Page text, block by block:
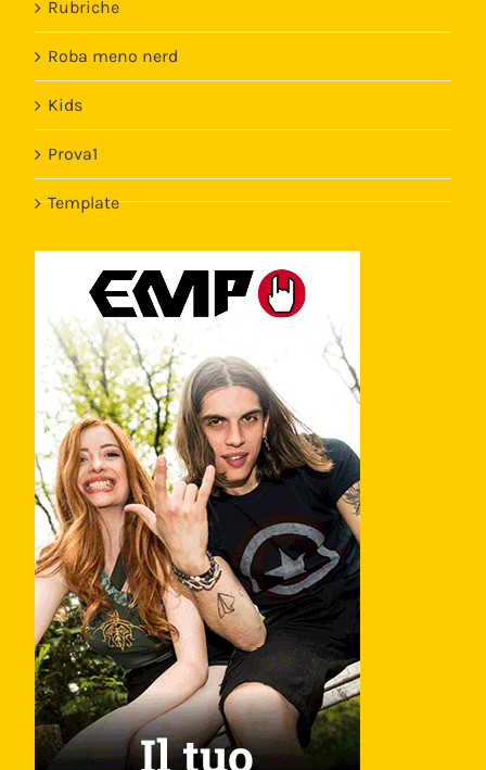
Rubriche
Roba meno nerd
Kids
Prova1
Template